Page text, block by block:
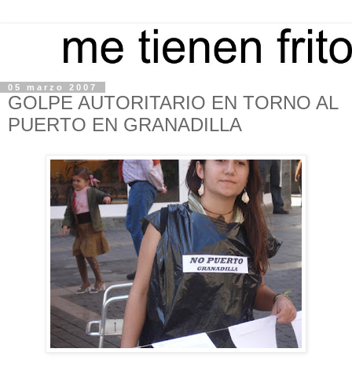
05 marzo 2007
GOLPE AUTORITARIO EN TORNO AL
PUERTO EN GRANADILLA